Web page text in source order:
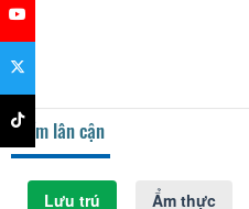
Điểm lân cận
Lưu trú Ẩm thực